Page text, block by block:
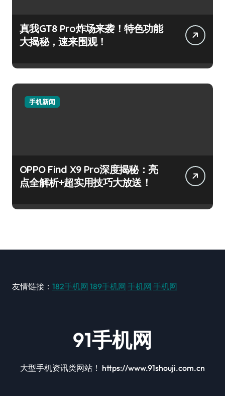
真我GT8 Pro炸场来袭！特色功能
大揭秘，速来围观！
手机新闻
OPPO Find X9 Pro深度揭秘：亮
点全解析+超实用技巧大放送！
友情链接： 182手机网 189手机网 手机网 手机网
91手机网
大型手机资讯类网站！ https://www.91shouji.com.cn